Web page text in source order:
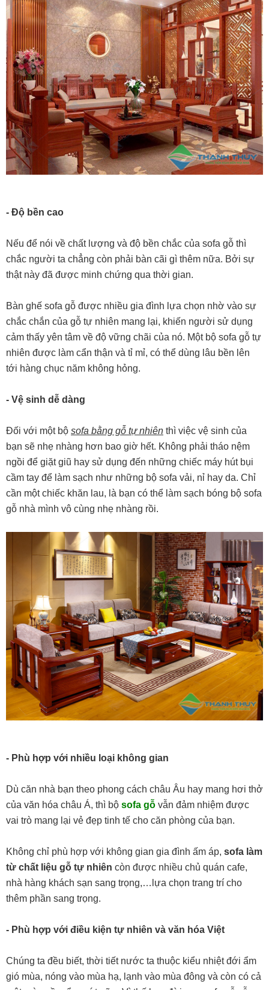
- Độ bền cao
Nếu để nói về chất lượng và độ bền chắc của sofa gỗ thì
chắc người ta chẳng còn phải bàn cãi gì thêm nữa. Bởi sự
thật này đã được minh chứng qua thời gian.
Bàn ghế sofa gỗ được nhiều gia đình lựa chọn nhờ vào sự
chắc chắn của gỗ tự nhiên mang lại, khiến người sử dụng
cảm thấy yên tâm về độ vững chãi của nó. Một bộ sofa gỗ tự
nhiên được làm cẩn thận và tỉ mỉ, có thể dùng lâu bền lên
tới hàng chục năm không hỏng.
- Vệ sinh dễ dàng
Đối với một bộ sofa bằng gỗ tự nhiên thì việc vệ sinh của
bạn sẽ nhẹ nhàng hơn bao giờ hết. Không phải tháo nệm
ngồi để giặt giũ hay sử dụng đến những chiếc máy hút bụi
cầm tay để làm sạch như những bộ sofa vải, nỉ hay da. Chỉ
cần một chiếc khăn lau, là bạn có thể làm sạch bóng bộ sofa
gỗ nhà mình vô cùng nhẹ nhàng rồi.
- Phù hợp với nhiều loại không gian
Dù căn nhà bạn theo phong cách châu Âu hay mang hơi thở
của văn hóa châu Á, thì bộ sofa gỗ vẫn đảm nhiệm được
vai trò mang lại vẻ đẹp tinh tế cho căn phòng của bạn.
Không chỉ phù hợp với không gian gia đình ấm áp, sofa làm
từ chất liệu gỗ tự nhiên còn được nhiều chủ quán cafe,
nhà hàng khách sạn sang trọng,…lựa chọn trang trí cho
thêm phần sang trọng.
- Phù hợp với điều kiện tự nhiên và văn hóa Việt
Chúng ta đều biết, thời tiết nước ta thuộc kiểu nhiệt đới ẩm
gió mùa, nóng vào mùa hạ, lạnh vào mùa đông và còn có cả